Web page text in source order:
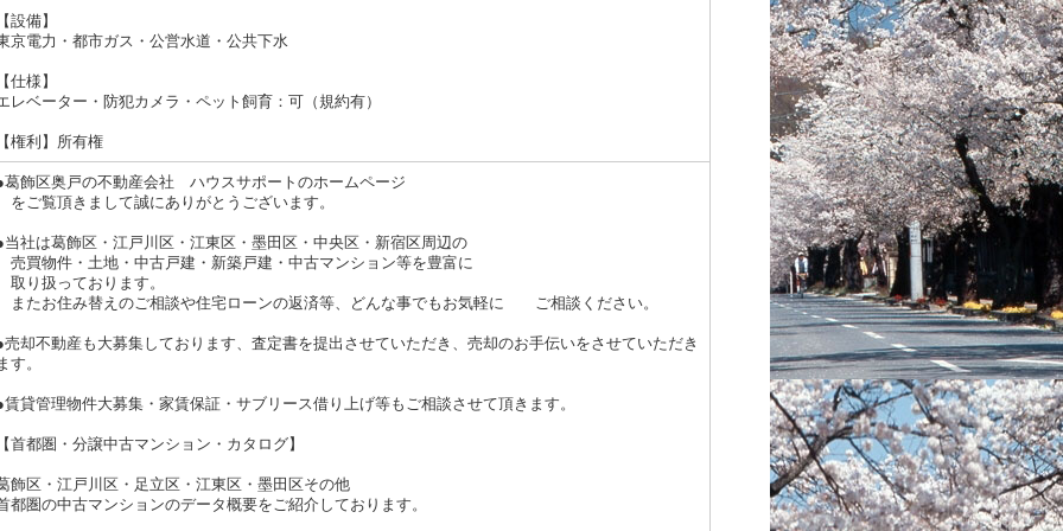
設備】
京電力・都市ガス・公営水道・公共下水
仕様】
レベーター・防犯カメラ・ペット飼育：可（規約有）
権利】所有権
葛飾区奥戸の不動産会社 ハウスサポートのホームページ
ご覧頂きまして誠にありがとうございます。
当社は葛飾区・江戸川区・江東区・墨田区・中央区・新宿区周辺の
買物件・土地・中古戸建・新築戸建・中古マンション等を豊富に
り扱っております。
たお住み替えのご相談や住宅ローンの返済等、どんな事でもお気軽に ご相談ください。
売却不動産も大募集しております、査定書を提出させていただき、売却のお手伝いをさせていただき
す。
賃貸管理物件大募集・家賃保証・サブリース借り上げ等もご相談させて頂きます。
首都圏・分譲中古マンション・カタログ】
飾区・江戸川区・足立区・江東区・墨田区その他
都圏の中古マンションのデータ概要をご紹介しております。